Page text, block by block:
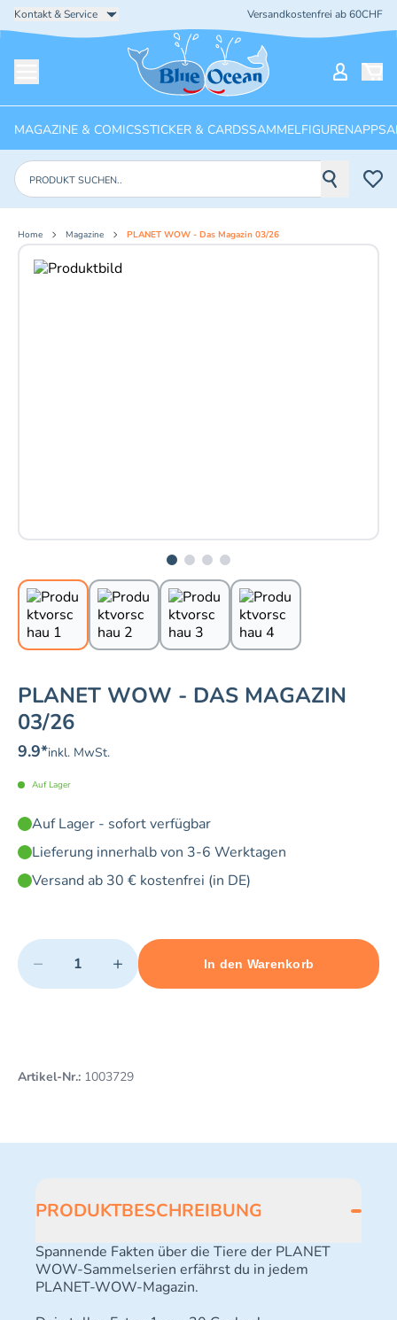
Kontakt & Service Versandkostenfrei ab 60CHF
Startseite
MAGAZINE & COMICSSTICKER & CARDSSAMMELFIGURENAPPS
Produkte suchen
Home Magazine PLANET WOW - Das Magazin 03/26
Aktuelles Bild: 1 von 4
PLANET WOW - DAS MAGAZIN
03/26
9.9*inkl. MwSt.
Auf Lager
Auf Lager - sofort verfügbar
Lieferung innerhalb von 3-6 Werktagen
Versand ab 30 € kostenfrei (in DE)
Quantity
− +
Minimum quantity: 1 Maximum quantity: 5
In den Warenkorb
Add 1 item to cart
Artikel-Nr.: 1003729
PRODUKTBESCHREIBUNG
Spannende Fakten über die Tiere der PLANET
WOW-Sammelserien erfährst du in jedem
PLANET-WOW-Magazin.